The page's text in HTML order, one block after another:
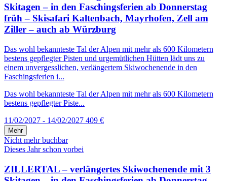
Skitagen – in den Faschingsferien ab Donnerstag
früh – Skisafari Kaltenbach, Mayrhofen, Zell am
Ziller – auch ab Würzburg
Das wohl bekannteste Tal der Alpen mit mehr als 600 Kilometern
bestens gepflegter Pisten und urgemütlichen Hütten lädt uns zu
einem unvergesslichen, verlängertem Skiwochenende in den
Faschingsferien i...
Das wohl bekannteste Tal der Alpen mit mehr als 600 Kilometern
bestens gepflegter Piste...
11/02/2027 - 14/02/2027 409 €
Mehr
Nicht mehr buchbar
Dieses Jahr schon vorbei
ZILLERTAL – verlängertes Skiwochenende mit 3